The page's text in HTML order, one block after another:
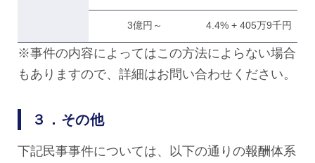
3億円～ 4.4% + 405万9千円
※事件の内容によってはこの方法によらない場合
もありますので、詳細はお問い合わせください。
３．その他
下記民事事件については、以下の通りの報酬体系